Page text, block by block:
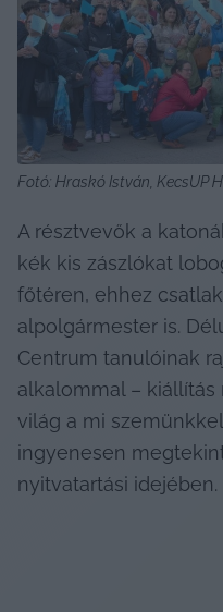
Fotó: Hraskó István, KecsUP
A résztvevők a
kék kis zászlókat
főtéren, ehhez
alpolgármester is.
Centrum tanulóinak
alkalommal – kiállítás
világ a mi
ingyenesen
nyitvatartási idejében.